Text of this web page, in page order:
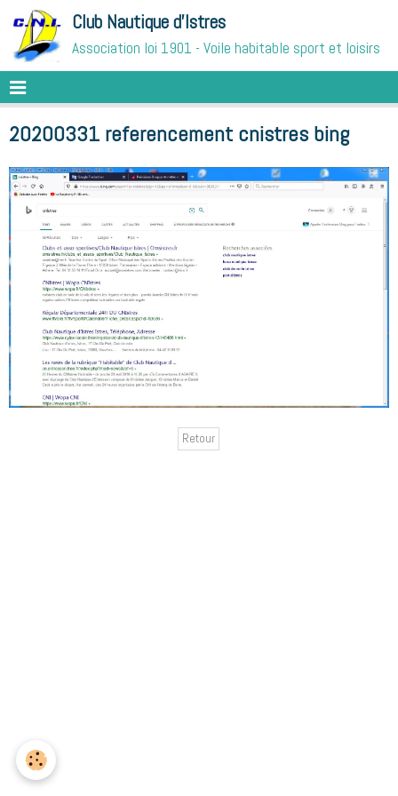
Club Nautique d'Istres
Association loi 1901 - Voile habitable sport et loisirs
20200331 referencement cnistres bing
Retour